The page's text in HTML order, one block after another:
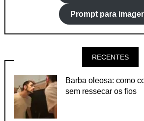
Prompt para
RECENTES
Barba oleosa: como
sem ressecar os fios